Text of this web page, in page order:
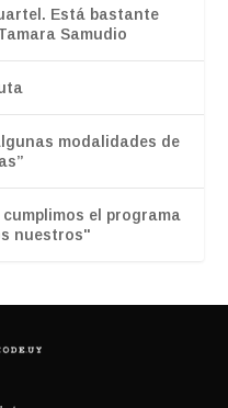
Está bastante
Samudio
modalidades de
el programa
nuestros"